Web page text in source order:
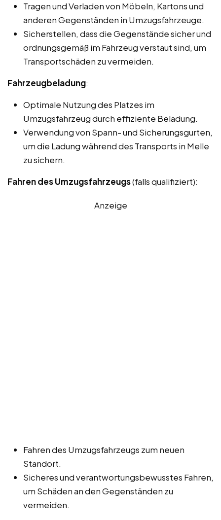
Tragen und Verladen von Möbeln, Kartons und
anderen Gegenständen in Umzugsfahrzeuge.
Sicherstellen, dass die Gegenstände sicher und
ordnungsgemäß im Fahrzeug verstaut sind, um
Transportschäden zu vermeiden.
Fahrzeugbeladung:
Optimale Nutzung des Platzes im
Umzugsfahrzeug durch effiziente Beladung.
Verwendung von Spann- und Sicherungsgurten,
um die Ladung während des Transports in Melle
zu sichern.
Fahren des Umzugsfahrzeugs(falls qualifiziert):
Anzeige
Fahren des Umzugsfahrzeugs zum neuen
Standort.
Sicheres und verantwortungsbewusstes Fahren,
um Schäden an den Gegenständen zu
vermeiden.